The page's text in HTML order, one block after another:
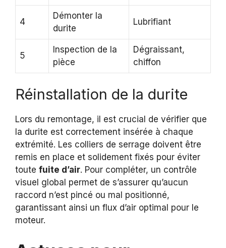
4
Démonter la
durite
Lubrifiant
5
Inspection de la
pièce
Dégraissant,
chiffon
Réinstallation de la durite
Lors du remontage, il est crucial de vérifier que
la durite est correctement insérée à chaque
extrémité. Les colliers de serrage doivent être
remis en place et solidement fixés pour éviter
toute fuite d’air. Pour compléter, un contrôle
visuel global permet de s’assurer qu’aucun
raccord n’est pincé ou mal positionné,
garantissant ainsi un flux d’air optimal pour le
moteur.